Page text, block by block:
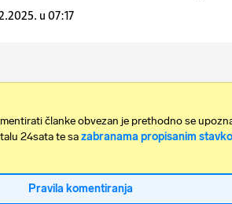
u 07:17
članke obvezan je prethodno se
24sata te sazabranama propisanim
Pravila komentiranja